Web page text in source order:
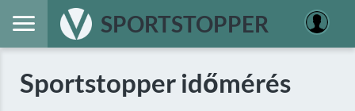
SPORTSTOPPER
Sportstopper időmérés